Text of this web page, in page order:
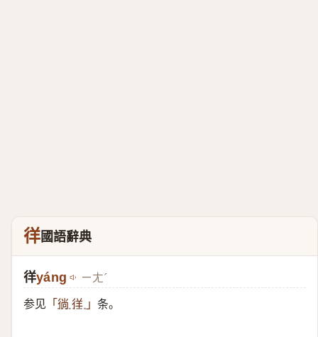
徉國語辭典
徉yáng ㄧㄤˊ
参见 「 徜 徉 」 条。